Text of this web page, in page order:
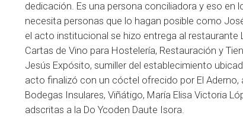
dedicación. Es una persona conciliadora y eso
necesita personas que lo hagan posible como
el acto institucional se hizo entrega al restaurante
Cartas de Vino para Hostelería, Restauración y
Jesús Expósito, sumiller del establecimiento
acto finalizó con un cóctel ofrecido por El Aderno,
Bodegas Insulares, Viñátigo, María Elisa Victoria
adscritas a la Do Ycoden Daute Isora.